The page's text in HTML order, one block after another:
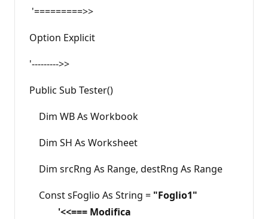
'=========>>
Option Explicit
'--------->>
Public Sub Tester()
Dim WB As Workbook
Dim SH As Worksheet
Dim srcRng As Range, destRng As Range
Const sFoglio As String = "Foglio1"
'<<=== Modifica